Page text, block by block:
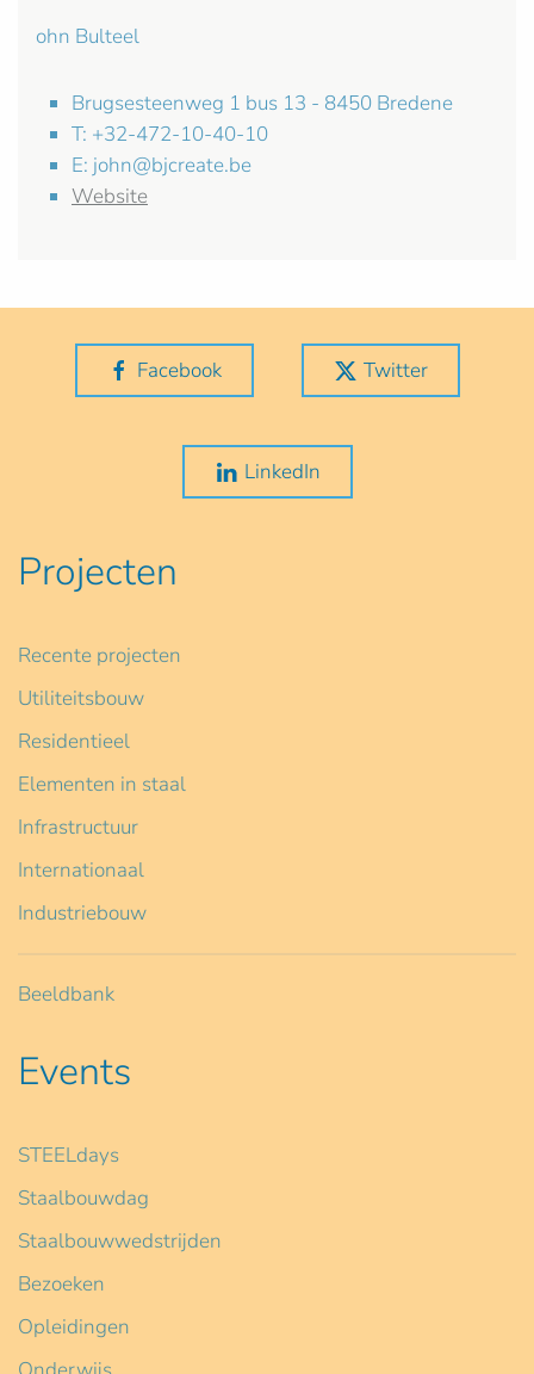
ohn Bulteel
Brugsesteenweg 1 bus 13 - 8450 Bredene
T: +32-472-10-40-10
E: john@bjcreate.be
Website
Facebook Twitter
LinkedIn
Projecten
Recente projecten
Utiliteitsbouw
Residentieel
Elementen in staal
Infrastructuur
Internationaal
Industriebouw
Beeldbank
Events
STEELdays
Staalbouwdag
Staalbouwwedstrijden
Bezoeken
Opleidingen